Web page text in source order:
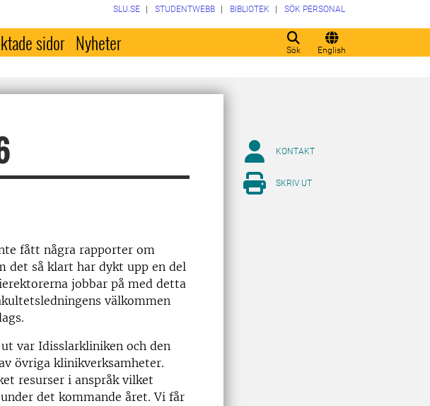
Sök English
SLU.SE STUDENTWEBB BIBLIOTEK SÖK PERSONAL
sidor Nyheter
fått några rapporter om
det så klart har dykt upp en del
jobbar på med detta
välkommen
var Idisslarkliniken och den
övriga klinikverksamheter.
resurser i anspråk vilket
det kommande året. Vi får
KONTAKT
SKRIV UT